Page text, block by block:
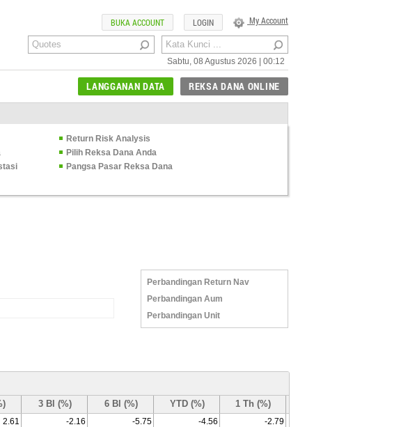
Sabtu, 08 Agustus 2026 | 00:12
My Account
LOGIN
BUKA ACCOUNT
REKSA DANA ONLINE
LANGGANAN DATA
Return Risk Analysis
Pilih Reksa Dana Anda
Pangsa Pasar Reksa Dana
Perbandingan Return Nav
Perbandingan Aum
Perbandingan Unit
3 Bl (%) 6 Bl (%) YTD (%) 1 Th (%)
2.61 -2.16 -5.75 -4.56 -2.79